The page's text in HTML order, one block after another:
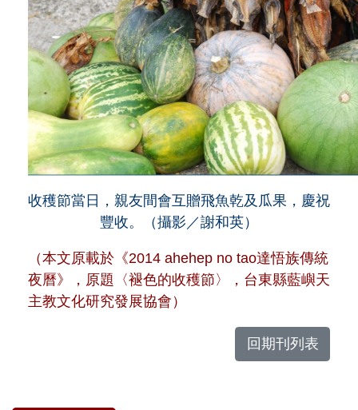
收穫節當日，親友間會互贈飛魚乾及瓜果，慶祝
豐收。（攝影／謝和英）
（本文原載於《2014 ahehep no tao達悟族傳統
夜曆》，原題〈褪色的收穫節〉，台東縣藍嶼天
主教文化研究發展協會）
回期刊列表